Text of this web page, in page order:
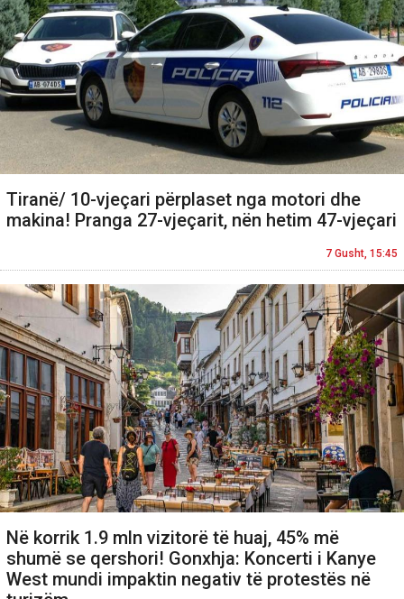
Tiranë/ 10-vjeçari përplaset nga motori dhe
makina! Pranga 27-vjeçarit, nën hetim 47-vjeçari
7 Gusht, 15:45
Në korrik 1.9 mln vizitorë të huaj, 45% më
shumë se qershori! Gonxhja: Koncerti i Kanye
West mundi impaktin negativ të protestës në